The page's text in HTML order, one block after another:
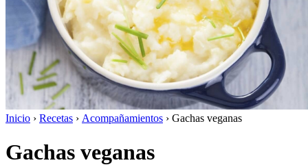
Inicio › Recetas › Acompañamientos › Gachas veganas
Gachas veganas